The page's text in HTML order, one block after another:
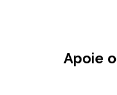
Apoie